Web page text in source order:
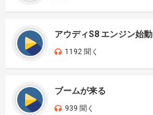
アウディS8 エンジン始動
1192 聞く
ブームが来る
939 聞く